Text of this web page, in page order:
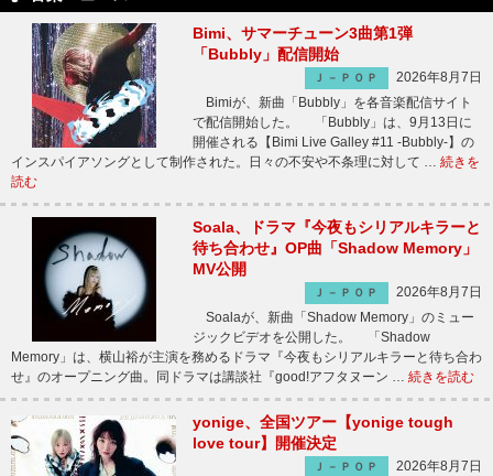
Bimi、サマーチューン3曲第1弾
「Bubbly」配信開始
Ｊ－ＰＯＰ
2026年8月7日
Bimiが、新曲「Bubbly」を各音楽配信サイト
で配信開始した。 「Bubbly」は、9月13日に
開催される【Bimi Live Galley #11 -Bubbly-】の
インスパイアソングとして制作された。日々の不安や不条理に対して … 続きを
読む
Soala、ドラマ『今夜もシリアルキラーと
待ち合わせ』OP曲「Shadow Memory」
MV公開
Ｊ－ＰＯＰ
2026年8月7日
Soalaが、新曲「Shadow Memory」のミュー
ジックビデオを公開した。 「Shadow
Memory」は、横山裕が主演を務めるドラマ『今夜もシリアルキラーと待ち合わ
せ』のオープニング曲。同ドラマは講談社『good!アフタヌーン … 続きを読む
yonige、全国ツアー【yonige tough
love tour】開催決定
Ｊ－ＰＯＰ
2026年8月7日